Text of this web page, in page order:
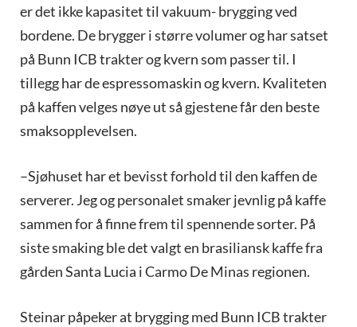
er det ikke kapasitet til vakuum- brygging ved
bordene. De brygger i større volumer og har satset
på Bunn ICB trakter og kvern som passer til. I
tillegg har de espressomaskin og kvern. Kvaliteten
på kaffen velges nøye ut så gjestene får den beste
smaksopplevelsen.
–Sjøhuset har et bevisst forhold til den kaffen de
serverer. Jeg og personalet smaker jevnlig på kaffe
sammen for å finne frem til spennende sorter. På
siste smaking ble det valgt en brasiliansk kaffe fra
gården Santa Lucia i Carmo De Minas regionen.
Steinar påpeker at brygging med Bunn ICB trakter